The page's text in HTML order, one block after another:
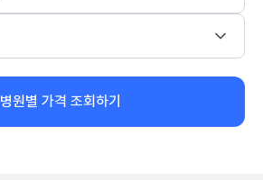
병원별 가격 조회하기